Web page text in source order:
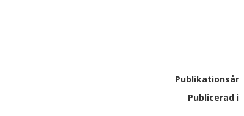
Publikationsår
Publicerad i